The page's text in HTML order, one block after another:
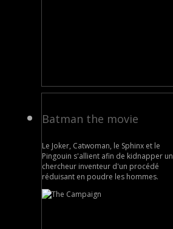
Batman the movie
Le Joker, Catwoman, le Sphinx et le
Pingouin s'allient afin de kidnapper un
chercheur inventeur d'un procédé
réduisant en poudre les hommes.